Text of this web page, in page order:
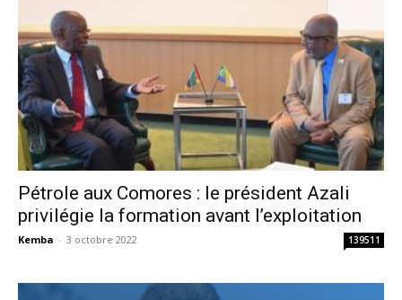
Pétrole aux Comores : le président Azali
privilégie la formation avant l’exploitation
Kemba - 3 octobre 2022 139511